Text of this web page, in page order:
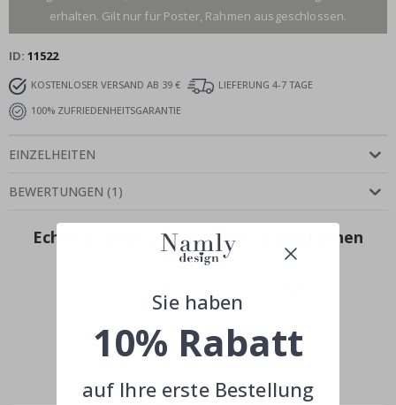
erhalten. Gilt nur für Poster, Rahmen ausgeschlossen.
ID 11522
KOSTENLOSER VERSAND AB 39 €
LIEFERUNG 4-7 TAGE
100% ZUFRIEDENHEITSGARANTIE
EINZELHEITEN
BEWERTUNGEN (1 )
Echte Inspiration von unseren glücklichen
Kunden!
Sie haben
10% Rabatt
auf Ihre erste Bestellung